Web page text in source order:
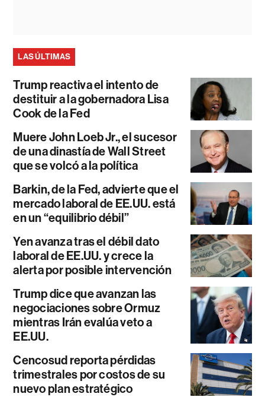
LAS ÚLTIMAS
Trump reactiva el intento de
destituir a la gobernadora Lisa
Cook de la Fed
Muere John Loeb Jr., el sucesor
de una dinastía de Wall Street
que se volcó a la política
Barkin, de la Fed, advierte que el
mercado laboral de EE.UU. está
en un “equilibrio débil”
Yen avanza tras el débil dato
laboral de EE.UU. y crece la
alerta por posible intervención
Trump dice que avanzan las
negociaciones sobre Ormuz
mientras Irán evalúa veto a
EE.UU.
Cencosud reporta pérdidas
trimestrales por costos de su
nuevo plan estratégico